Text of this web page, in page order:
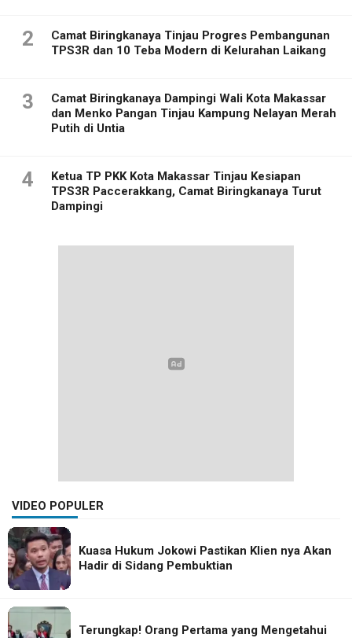
2
Camat Biringkanaya Tinjau Progres Pembangunan
TPS3R dan 10 Teba Modern di Kelurahan Laikang
3
Camat Biringkanaya Dampingi Wali Kota Makassar
dan Menko Pangan Tinjau Kampung Nelayan Merah
Putih di Untia
4
Ketua TP PKK Kota Makassar Tinjau Kesiapan
TPS3R Paccerakkang, Camat Biringkanaya Turut
Dampingi
VIDEO POPULER
Kuasa Hukum Jokowi Pastikan Klien nya Akan
Hadir di Sidang Pembuktian
Terungkap! Orang Pertama yang Mengetahui